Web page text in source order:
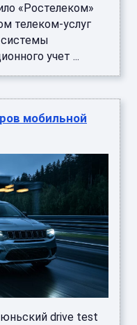
«Ростелеком»
телеком-услуг
системы
учет ...
мобильной
drive test